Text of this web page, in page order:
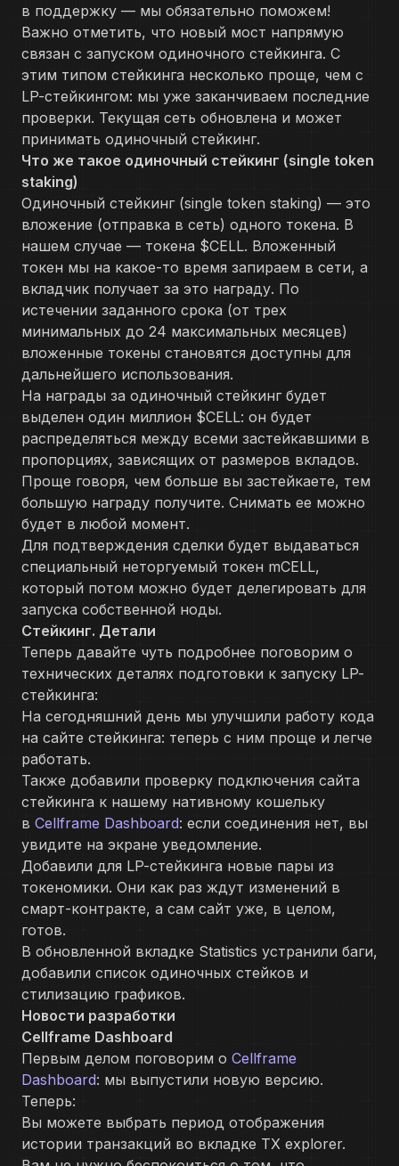
в поддержку — мы обязательно поможем!
Важно отметить, что новый мост напрямую
связан с запуском одиночного стейкинга. С
этим типом стейкинга несколько проще, чем с
LP-стейкингом: мы уже заканчиваем последние
проверки. Текущая сеть обновлена и может
принимать одиночный стейкинг.
Что же такое одиночный стейкинг (single token
staking)
Одиночный стейкинг (single token staking) — это
вложение (отправка в сеть) одного токена. В
нашем случае — токена $CELL. Вложенный
токен мы на какое-то время запираем в сети, а
вкладчик получает за это награду. По
истечении заданного срока (от трех
минимальных до 24 максимальных месяцев)
вложенные токены становятся доступны для
дальнейшего использования.
На награды за одиночный стейкинг будет
выделен один миллион $CELL: он будет
распределяться между всеми застейкавшими в
пропорциях, зависящих от размеров вкладов.
Проще говоря, чем больше вы застейкаете, тем
большую награду получите. Снимать ее можно
будет в любой момент.
Для подтверждения сделки будет выдаваться
специальный неторгуемый токен mCELL,
который потом можно будет делегировать для
запуска собственной ноды.
Стейкинг. Детали
Теперь давайте чуть подробнее поговорим о
технических деталях подготовки к запуску LP-
стейкинга:
На сегодняшний день мы улучшили работу кода
на сайте стейкинга: теперь с ним проще и легче
работать.
Также добавили проверку подключения сайта
стейкинга к нашему нативному кошельку
в Cellframe Dashboard: если соединения нет, вы
увидите на экране уведомление.
Добавили для LP-стейкинга новые пары из
токеномики. Они как раз ждут изменений в
смарт-контракте, а сам сайт уже, в целом,
готов.
В обновленной вкладке Statistics устранили баги,
добавили список одиночных стейков и
стилизацию графиков.
Новости разработки
Cellframe Dashboard
Первым делом поговорим о Cellframe
Dashboard: мы выпустили новую версию.
Теперь:
Вы можете выбрать период отображения
истории транзакций во вкладке TX explorer.